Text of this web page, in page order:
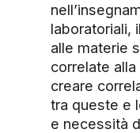
laboratoriali,
alle materie
correlate
creare
tra queste e
e necessità